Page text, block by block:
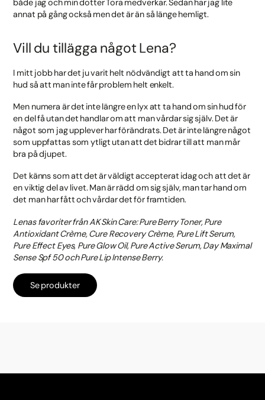
både jag och min dotter Tora medverkar. Sedan har jag lite
annat på gång också men det är än så länge hemligt.
Vill du tillägga något Lena?
I mitt jobb har det ju varit helt nödvändigt att ta hand om sin
hud så att man inte får problem helt enkelt.
Men numera är det inte längre en lyx att ta hand om sin hud för
en del få utan det handlar om att man vårdar sig själv. Det är
något som jag upplever har förändrats. Det är inte längre något
som uppfattas som ytligt utan att det bidrar till att man mår
bra på djupet.
Det känns som att det är väldigt accepterat idag och att det är
en viktig del av livet. Man är rädd om sig själv, man tar hand om
det man har fått och vårdar det för framtiden.
Lenas favoriter från AK Skin Care: Pure Berry Toner, Pure
Antioxidant Crème, Cure Recovery Crème, Pure Lift Serum,
Pure Effect Eyes, Pure Glow Oil, Pure Active Serum, Day Maximal
Sense Spf 50 och Pure Lip Intense Berry.
Se produkter